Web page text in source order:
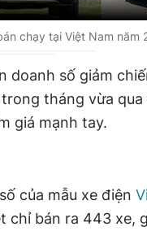
chạy tại Việt Nam năm
doanh số giảm
tháng vừa qua
giá mạnh tay.
của mẫu xe điện
chỉ bán ra 443 xe,